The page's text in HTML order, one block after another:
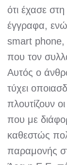
ότι έχασε
έγγραφα, ενώ
smart phone,
που τον
Αυτός ο
τύχει
πλουτίζουν
που με
καθεστώς
παραμονής